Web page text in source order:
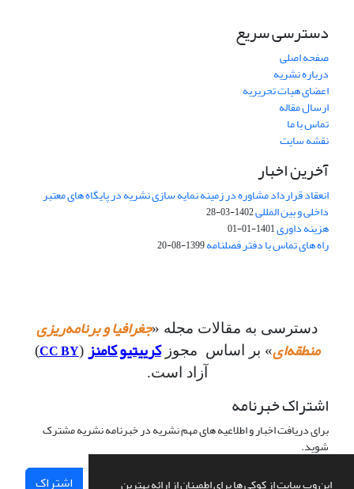
این وب سایت از کوکی ها برای اطمینان از ارائه بهترین
دسترسی سریع
صفحه اصلی
درباره نشریه
اعضای هیات تحریریه
ارسال مقاله
تماس با ما
نقشه سایت
آخرین اخبار
انعقاد قرارداد مشاوره در زمینه نمایه سازی نشریه در پایگاه های معتبر
داخلی و بین المللی1402-03-28
هزینه داوری1401-01-01
راه های تماس با دفتر فصلنامه1399-08-20
دسترسی به مقالات مجله «جغرافیا و برنامه‌ریزی
منطقه‌ای» بر اساس مجوزکرییتیو کامنز (
CC BY
)
آزاد است.
اشتراک خبرنامه
برای دریافت اخبار و اطلاعیه های مهم نشریه در خبرنامه نشریه مشترک
شوید.
اشتراک